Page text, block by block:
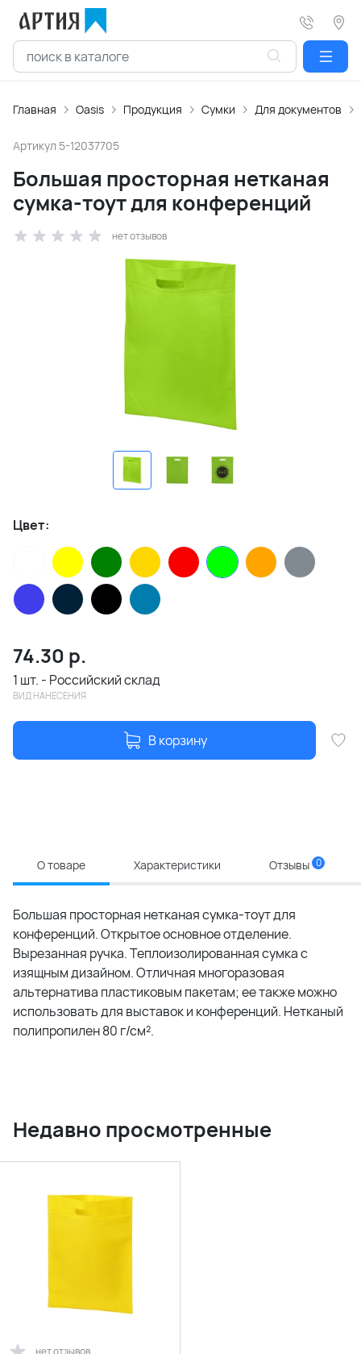
Главная Oasis Продукция Сумки Для документов
Артикул 5-12037705
Большая просторная нетканая
сумка-тоут для конференций
нет отзывов
Цвет:
74.30 р.
1 шт. - Российский склад
ВИД НАНЕСЕНИЯ
В корзину
О товаре Характеристики Отзывы 0
Большая просторная нетканая сумка-тоут для
конференций. Открытое основное отделение.
Вырезанная ручка. Теплоизолированная сумка с
изящным дизайном. Отличная многоразовая
альтернатива пластиковым пакетам; ее также можно
использовать для выставок и конференций. Нетканый
полипропилен 80 г/см².
Недавно просмотренные
нет отзывов